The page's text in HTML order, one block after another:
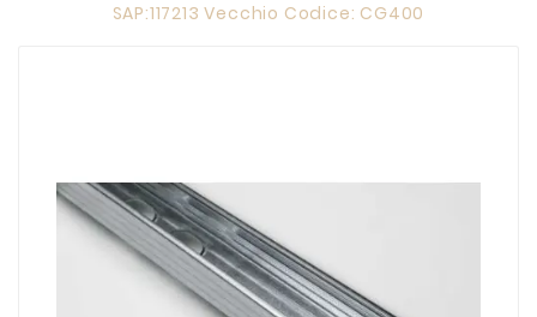
SAP:117213 Vecchio Codice: CG400